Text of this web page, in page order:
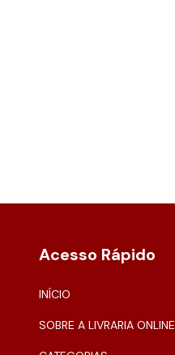
Acesso Rápido
INÍCIO
SOBRE A LIVRARIA ONLINE